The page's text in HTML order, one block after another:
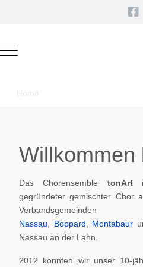
Mobile Menu Toggle
Home
Willkommen
Das Chorensemble tonArt
gegründeter gemischter Chor
Nassau
Boppard Montabaur
Nassau an der Lahn.
2012 konnten wir unser 10-